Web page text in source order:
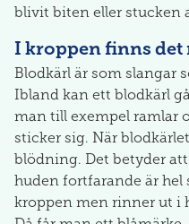
blivit biten eller stucken
I kroppen finns det
Blodkärl är som slangar
Ibland kan ett blodkärl
man till exempel ramlar
sticker sig. När
blödning. Det betyder
huden fortfarande är
kroppen men rinner ut i